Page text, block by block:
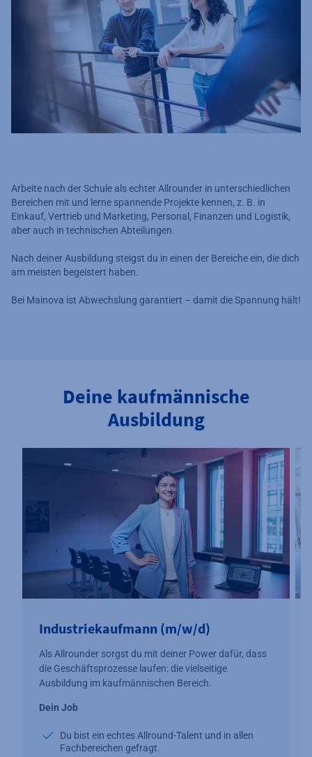
Arbeite nach der Schule als echter Allrounder in unterschiedlichen
Bereichen mit und lerne spannende Projekte kennen, z. B. in
Einkauf, Vertrieb und Marketing, Personal, Finanzen und Logistik,
aber auch in technischen Abteilungen.
Nach deiner Ausbildung steigst du in einen der Bereiche ein, die dich
am meisten begeistert haben.
Bei Mainova ist Abwechslung garantiert – damit die Spannung hält!
Deine kaufmännische
Ausbildung
Industriekaufmann (m/w/d)
Als Allrounder sorgst du mit deiner Power dafür, dass
die Geschäftsprozesse laufen: die vielseitige
Ausbildung im kaufmännischen Bereich.
Dein Job
Du bist ein echtes Allround-Talent und in allen
Fachbereichen gefragt.